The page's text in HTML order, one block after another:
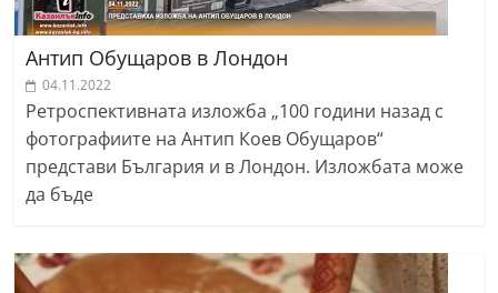
Антип Обущаров в Лондон
04.11.2022
Ретроспективната изложба „100 години назад с
фотографиите на Антип Коев Обущаров“
представи България и в Лондон. Изложбата може
да бъде